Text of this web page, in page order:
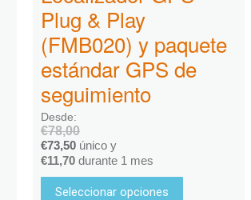
Plug & Play
(FMB020) y paquete
estándar GPS de
seguimiento
Desde:
€78,00
€73,50 único y
€11,70 durante 1 mes
Seleccionar opciones